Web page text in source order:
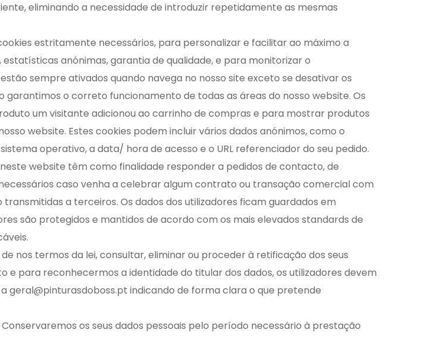
eliminando a necessidade de introduzir repetidamente as mesmas
estritamente necessários, para personalizar e facilitar ao máximo a
anónimas, garantia de qualidade, e para monitorizar o
sempre ativados quando navega no nosso site exceto se desativar os
garantimos o correto funcionamento de todas as áreas do nosso website. Os
um visitante adicionou ao carrinho de compras e para mostrar produtos
website. Estes cookies podem incluir vários dados anónimos, como o
operativo, a data/ hora de acesso e o URL referenciador do seu pedido.
website têm como finalidade responder a pedidos de contacto, de
caso venha a celebrar algum contrato ou transação comercial com
a terceiros. Os dados dos utilizadores ficam guardados em
são protegidos e mantidos de acordo com os mais elevados standards de
nos termos da lei, consultar, eliminar ou proceder à retificação dos seus
e para reconhecermos a identidade do titular dos dados, os utilizadores devem
geral@pinturasdoboss.pt indicando de forma clara o que pretende
Conservaremos os seus dados pessoais pelo período necessário à prestação